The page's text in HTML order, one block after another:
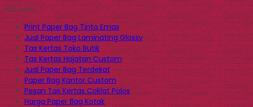
Hot Item
Print Paper Bag Tinta Emas
Jual Paper Bag Laminating Glossy
Tas Kertas Toko Butik
Tas Kertas Hajatan Custom
Jual Paper Bag Terdekat
Paper Bag Kantor Custom
Pesan Tas Kertas Coklat Polos
Harga Paper Bag Kotak